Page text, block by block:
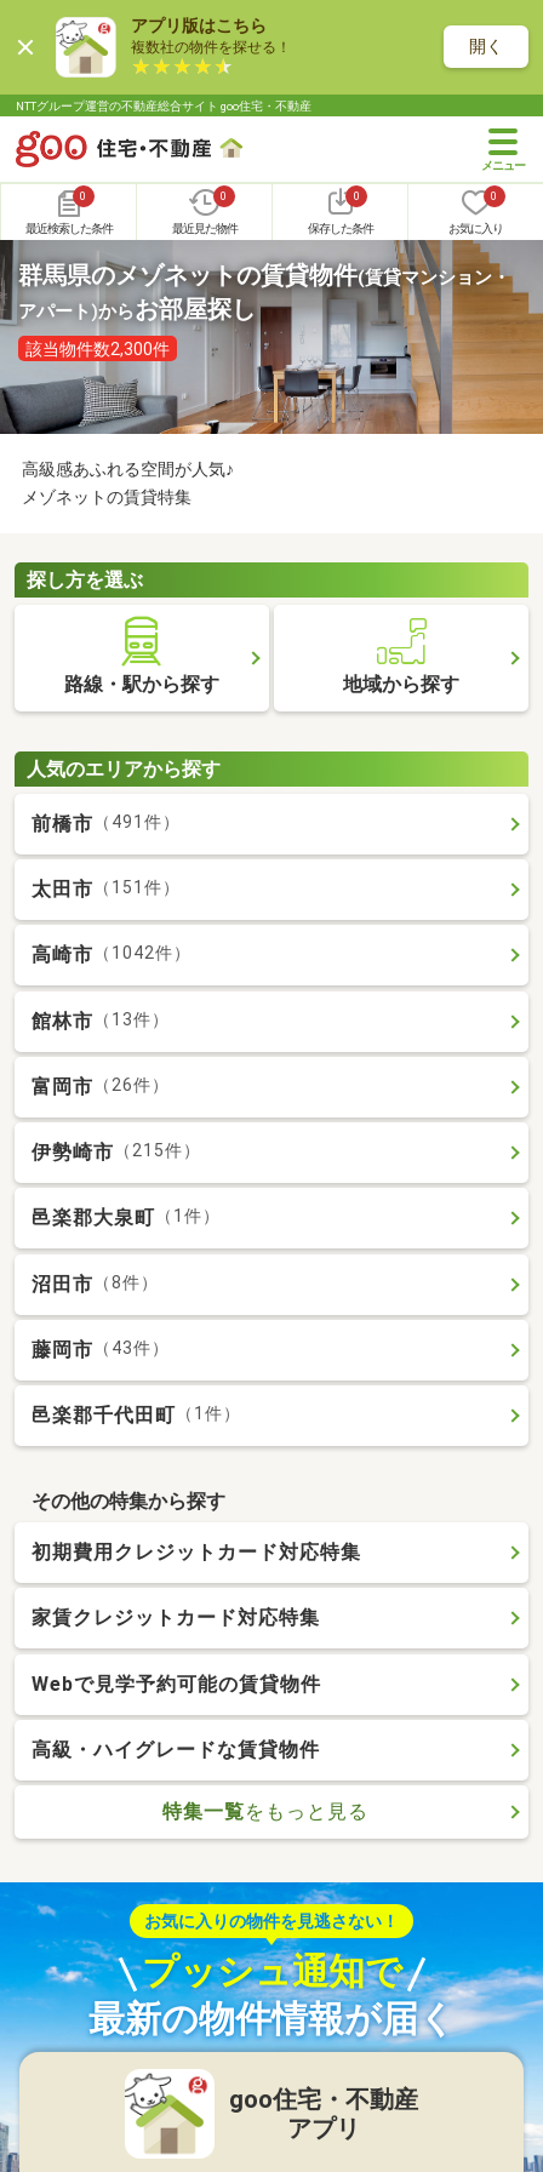
アプリ版はこちら
複数社の物件を探せる！ 開く
NTTグループ運営の不動産総合サイト goo住宅・不動産
0
最近検索した条件
0
最近見た物件
0
保存した条件
0
お気に入り
群馬県のメゾネットの賃貸物件(賃貸マンション・
アパート)からお部屋探し
該当物件数2,300件
高級感あふれる空間が人気♪
メゾネットの賃貸特集
探し方を選ぶ
路線・駅から探す 地域から探す
人気のエリアから探す
前橋市 （491件）
太田市 （151件）
高崎市 （1042件）
館林市 （13件）
富岡市 （26件）
伊勢崎市 （215件）
邑楽郡大泉町 （1件）
沼田市 （8件）
藤岡市 （43件）
邑楽郡千代田町 （1件）
その他の特集から探す
初期費用クレジットカード対応特集
家賃クレジットカード対応特集
Webで見学予約可能の賃貸物件
高級・ハイグレードな賃貸物件
特集一覧をもっと見る
お気に入りの物件を見逃さない！
プッシュ通知で
最新の物件情報が届く
goo住宅・不動産
アプリ